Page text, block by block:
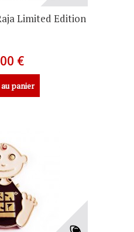
Limited Edition
€
panier